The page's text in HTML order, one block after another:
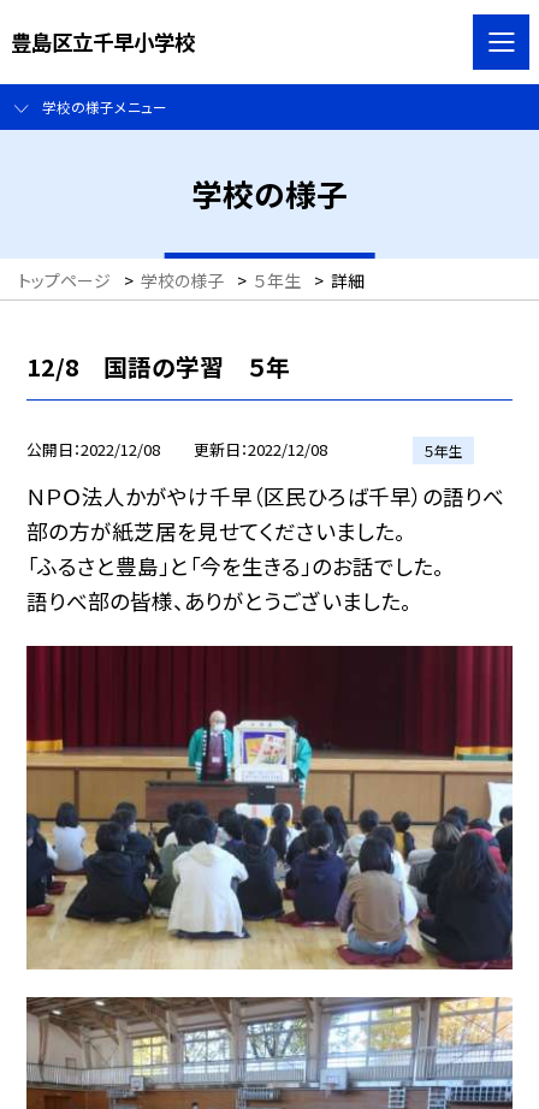
豊島区立千早小学校
学校の様子メニュー
学校の様子
トップページ > 学校の様子 > ５年生 > 詳細
12/8 国語の学習 ５年
公開日 2022/12/08 更新日 2022/12/08 ５年生
ＮＰＯ法人かがやけ千早（区民ひろば千早）の語りべ
部の方が紙芝居を見せてくださいました。
「ふるさと豊島」と「今を生きる」のお話でした。
語りべ部の皆様、ありがとうございました。